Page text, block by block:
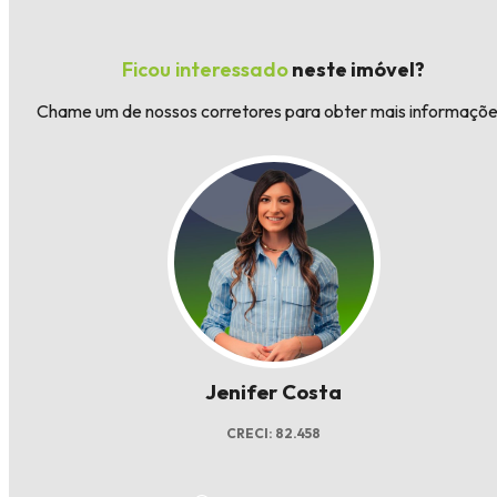
Ficou interessadoneste imóvel?
Chame um de nossos corretores para obter mais
Jenifer Costa
CRECI: 82.458